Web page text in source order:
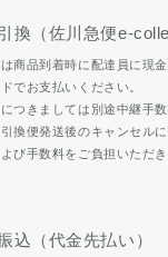
換（佐川急便e-
商品到着時に配達員に現
ドでお支払いください。
つきましては別途中継手数
換便発送後のキャンセル
び手数料をご負担いただ
込（代金先払い）